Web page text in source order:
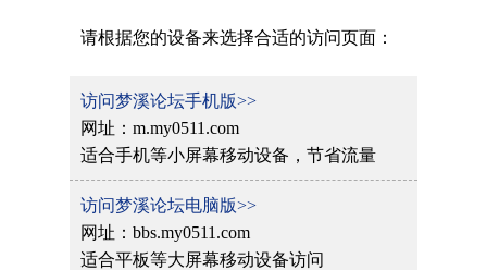
请根据您的设备来选择合适的访问页面：
访问梦溪论坛手机版>>
网址：m.my0511.com
适合手机等小屏幕移动设备，节省流量
访问梦溪论坛电脑版>>
网址：bbs.my0511.com
适合平板等大屏幕移动设备访问